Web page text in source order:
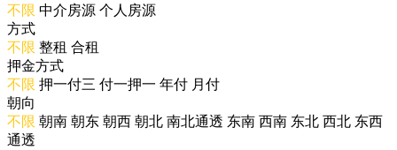
不限 中介房源 个人房源
方式
不限 整租 合租
押金方式
不限 押一付三 付一押一 年付 月付
朝向
不限 朝南 朝东 朝西 朝北 南北通透 东南 西南 东北 西北 东西
通透